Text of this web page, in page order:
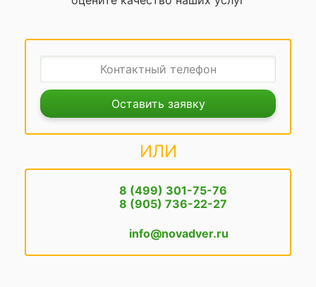
Оставить заявку
ИЛИ
8 (499) 301-75-76
8 (905) 736-22-27
info@novadver.ru